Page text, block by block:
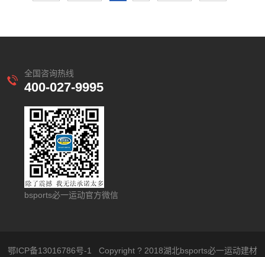
全国咨询热线
400-027-9995
bsports必一运动官方微信
鄂ICP备13016786号-1 Copyright ? 2018湖北bsports必一运动建材